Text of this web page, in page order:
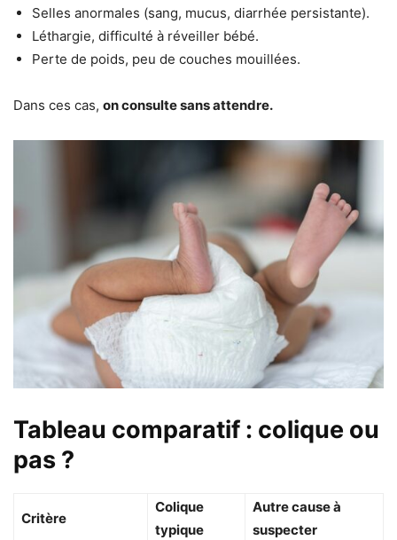
Selles anormales (sang, mucus, diarrhée persistante).
Léthargie, difficulté à réveiller bébé.
Perte de poids, peu de couches mouillées.
Dans ces cas, on consulte sans attendre.
Tableau comparatif : colique ou
pas ?
Critère
Colique
typique
Autre cause à
suspecter